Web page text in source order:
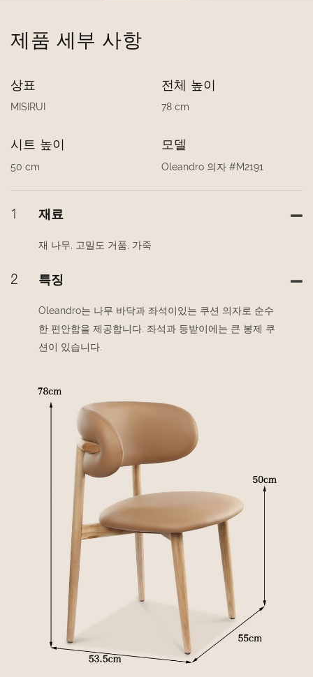
제품 세부 사항
상표
MISIRUI
전체 높이
78 cm
시트 높이
50 cm
모델
Oleandro 의자 #M2191
1 재료
재 나무, 고밀도 거품, 가죽
2 특징
Oleandro는 나무 바닥과 좌석이있는 쿠션 의자로 순수
한 편안함을 제공합니다. 좌석과 등받이에는 큰 봉제 쿠
션이 있습니다.